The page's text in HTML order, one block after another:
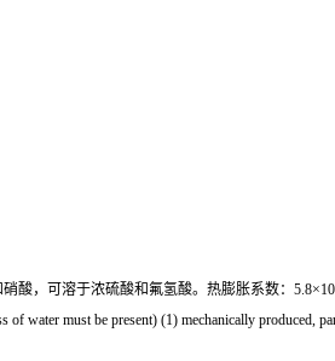
，可溶于浓硫酸和氟氢酸。热膨胀系数：
water must be present) (1) mechanically produced,